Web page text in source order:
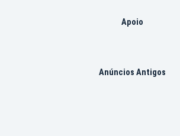
Apoio
Anúncios Antigos